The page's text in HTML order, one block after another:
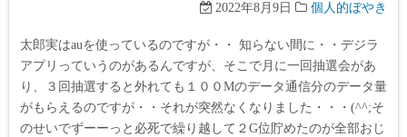
2022年8月9日 個人的ぼやき
太郎実はauを使っているのですが・・ 知らない間に・・デジラ
アプリっていうのがあるんですが、そこで月に一回抽選会があ
り、３回抽選すると外れても１００Mのデータ通信分のデータ量
がもらえるのですが・・それが突然なくなりました・・・(^^;そ
のせいでずーーっと必死で繰り越して２G位貯めたのが全部おじ